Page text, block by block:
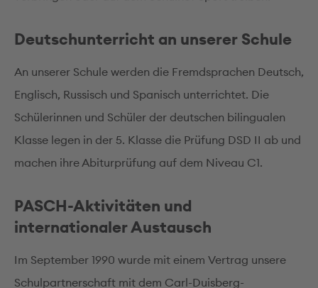
Deutschunterricht an unserer Schule
An unserer Schule werden die Fremdsprachen Deutsch,
Englisch, Russisch und Spanisch unterrichtet. Die
Schülerinnen und Schüler der deutschen bilingualen
Klasse legen in der 5. Klasse die Prüfung DSD II ab und
machen ihre Abiturprüfung auf dem Niveau C1.
PASCH-Aktivitäten und
internationaler Austausch
Im September 1990 wurde mit einem Vertrag unsere
Schulpartnerschaft mit dem Carl-Duisberg-